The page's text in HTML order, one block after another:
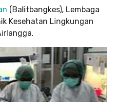
(Balitbangkes), Lembaga
Kesehatan Lingkungan